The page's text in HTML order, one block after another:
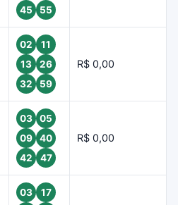
45
55
02
11
13
26
32
59
R$ 0,00
03
05
09
40
42
47
R$ 0,00
03
17